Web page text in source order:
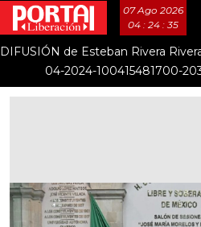
07 Ago 2026
04 : 24 : 36
DIFUSIÓN de Esteban Rivera
04-2024-100415481700-